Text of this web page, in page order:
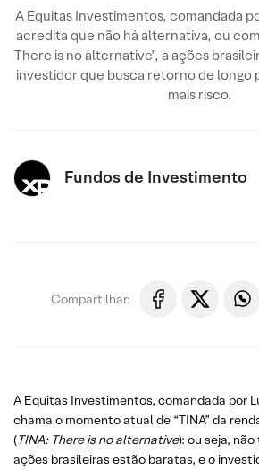
A Equitas Investimentos, comandada
acredita que não há alternativa, ou
There is no alternative", a ações
investidor que busca retorno de longo
mais risco.
Fundos de Investimento
Compartilhar:
A Equitas Investimentos, comandada por
chama o momento atual de “TINA” da
(TINA: There is no alternative): ou seja,
ações brasileiras estão baratas, e o